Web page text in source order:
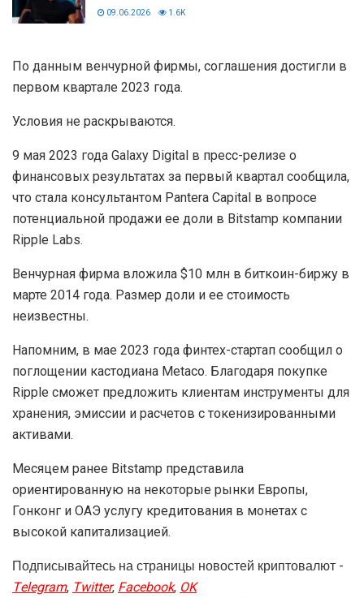
09.06.2026 1.6K
По данным венчурной фирмы, соглашения достигли в
первом квартале 2023 года.
Условия не раскрываются.
9 мая 2023 года Galaxy Digital в пресс-релизе о
финансовых результатах за первый квартал сообщила,
что стала консультантом Pantera Capital в вопросе
потенциальной продажи ее доли в Bitstamp компании
Ripple Labs.
Венчурная фирма вложила $10 млн в биткоин-биржу в
марте 2014 года. Размер доли и ее стоимость
неизвестны.
Напомним, в мае 2023 года финтех-стартап сообщил о
поглощении кастодиана Metaco. Благодаря покупке
Ripple сможет предложить клиентам инструменты для
хранения, эмиссии и расчетов с токенизированными
активами.
Месяцем ранее Bitstamp представила
ориентированную на некоторые рынки Европы,
Гонконг и ОАЭ услугу кредитования в монетах с
высокой капитализацией.
Подписывайтесь на страницы новостей криптовалют -
Telegram, Twitter, Facebook, OK